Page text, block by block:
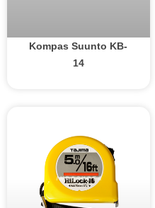
Kompas Suunto KB-
14